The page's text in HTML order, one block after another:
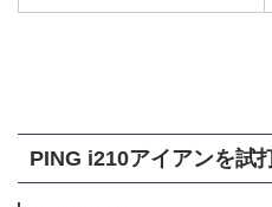
PING i210アイアンを試